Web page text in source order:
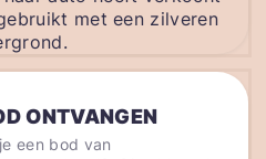
ONTVANGEN
een bod van